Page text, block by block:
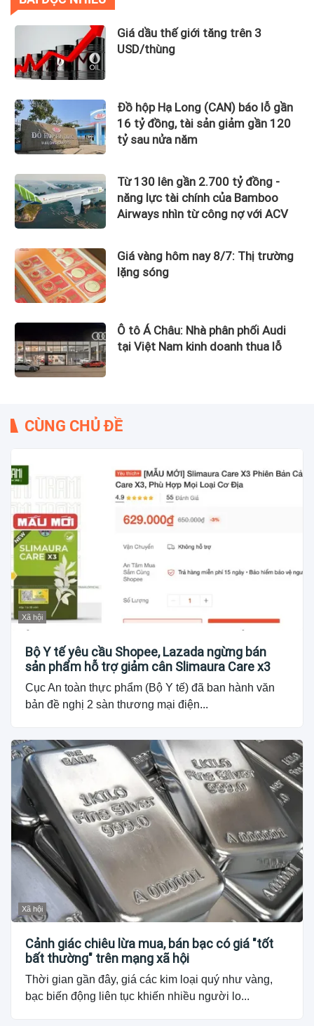
Giá dầu thế giới tăng trên 3
USD/thùng
Đồ hộp Hạ Long (CAN) báo lỗ gần
16 tỷ đồng, tài sản giảm gần 120
tỷ sau nửa năm
Từ 130 lên gần 2.700 tỷ đồng -
năng lực tài chính của Bamboo
Airways nhìn từ công nợ với ACV
Giá vàng hôm nay 8/7: Thị trường
lặng sóng
Ô tô Á Châu: Nhà phân phối Audi
tại Việt Nam kinh doanh thua lỗ
CÙNG CHỦ ĐỀ
Xã hội
Bộ Y tế yêu cầu Shopee, Lazada ngừng bán
sản phẩm hỗ trợ giảm cân Slimaura Care x3
Cục An toàn thực phẩm (Bộ Y tế) đã ban hành văn
bản đề nghị 2 sàn thương mại điện...
Xã hội
Cảnh giác chiêu lừa mua, bán bạc có giá "tốt
bất thường" trên mạng xã hội
Thời gian gần đây, giá các kim loại quý như vàng,
bạc biến động liên tục khiến nhiều người lo...